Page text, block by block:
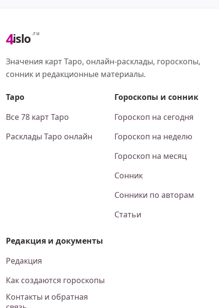
4islo .ru
Значения карт Таро, онлайн-расклады, гороскопы,
сонник и редакционные материалы.
Таро
Все 78 карт Таро
Расклады Таро онлайн
Гороскопы и сонник
Гороскоп на сегодня
Гороскоп на неделю
Гороскоп на месяц
Сонник
Сонники по авторам
Статьи
Редакция и документы
Редакция
Как создаются гороскопы
Контакты и обратная